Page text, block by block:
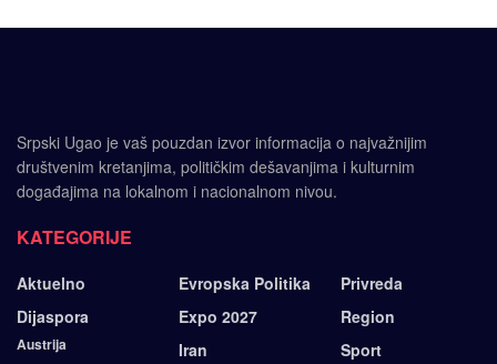
Srpski Ugao je vaš pouzdan izvor informacija o najvažnijim
društvenim kretanjima, političkim dešavanjima i kulturnim
događajima na lokalnom i nacionalnom nivou.
KATEGORIJE
Aktuelno
Dijaspora
Austrija
Evropska Politika
Expo 2027
Iran
Privreda
Region
Sport